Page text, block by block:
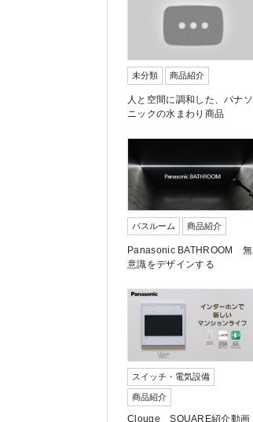
未分類 商品紹介
人と空間に調和した、パナソ
ニックの水まわり商品
バスルーム 商品紹介
Panasonic BATHROOM 無
意識をデザインする
スイッチ・電気設備
商品紹介
Clouge SQUARE紹介動画